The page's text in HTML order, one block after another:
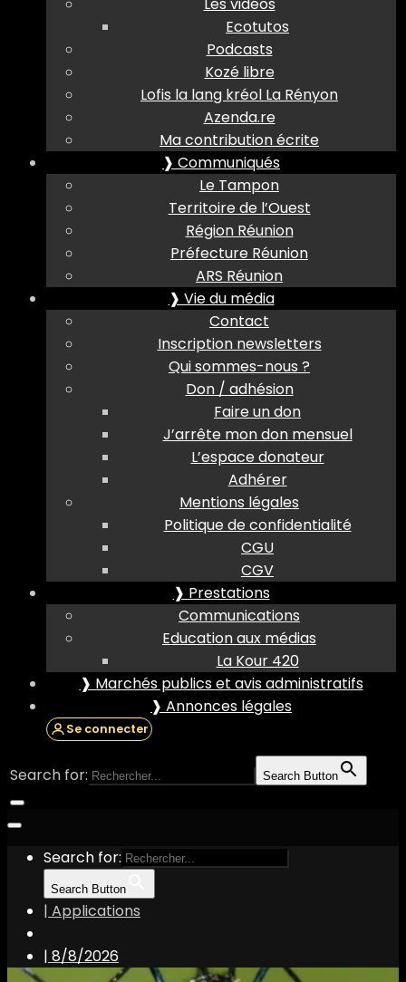
Ecotutos
Podcasts
Kozé libre
Lofis la lang kréol La Rényon
Azenda.re
Ma contribution écrite
❱ Communiqués
Le Tampon
Territoire de l’Ouest
Région Réunion
Préfecture Réunion
ARS Réunion
❱ Vie du média
Contact
Inscription newsletters
Qui sommes-nous ?
Don / adhésion
Faire un don
J’arrête mon don mensuel
L’espace donateur
Adhérer
Mentions légales
Politique de confidentialité
CGU
CGV
❱ Prestations
Communications
Education aux médias
La Kour 420
❱ Marchés publics et avis administratifs
❱ Annonces légales
Se connecter
Search for: Search Button
Search for:
Search Button
| Applications
| 8/8/2026